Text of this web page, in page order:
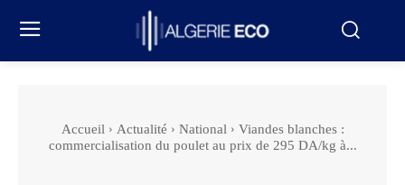
Accueil Actualité National
Viandes blanches :
commercialisation du poulet au prix de 295 DA/kg à...